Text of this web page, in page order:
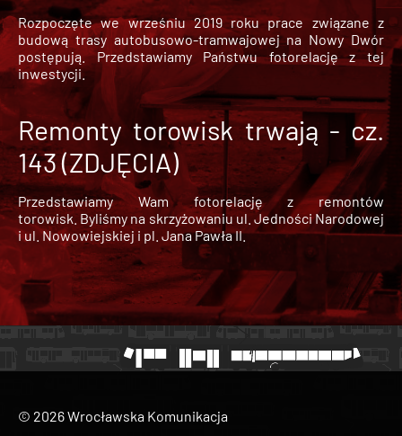
Rozpoczęte we wrześniu 2019 roku prace związane z
budową trasy autobusowo-tramwajowej na Nowy Dwór
postępują. Przedstawiamy Państwu fotorelację z tej
inwestycji.
Remonty torowisk trwają - cz.
143 (ZDJĘCIA)
Przedstawiamy Wam fotorelację z remontów
torowisk. Byliśmy na skrzyżowaniu ul. Jedności Narodowej
i ul. Nowowiejskiej i pl. Jana Pawła II.
© 2026 Wrocławska Komunikacja